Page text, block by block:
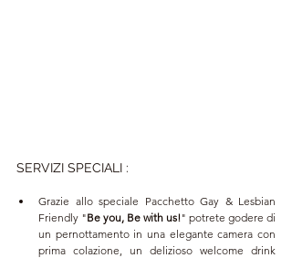
SERVIZI SPECIALI :
Grazie allo speciale Pacchetto Gay & Lesbian
Friendly "Be you, Be with us! " potrete godere di
un pernottamento in una elegante camera con
prima colazione, un delizioso welcome drink